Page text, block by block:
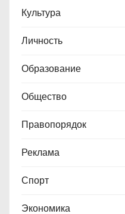
Культура
Личность
Образование
Общество
Правопорядок
Реклама
Спорт
Экономика